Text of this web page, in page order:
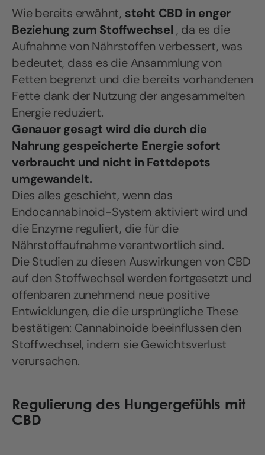
Wie bereits erwähnt, steht CBD in enger
Beziehung zum Stoffwechsel , da es die
Aufnahme von Nährstoffen verbessert, was
bedeutet, dass es die Ansammlung von
Fetten begrenzt und die bereits vorhandenen
Fette dank der Nutzung der angesammelten
Energie reduziert.
Genauer gesagt wird die durch die
Nahrung gespeicherte Energie sofort
verbraucht und nicht in Fettdepots
umgewandelt.
Dies alles geschieht, wenn das
Endocannabinoid-System aktiviert wird und
die Enzyme reguliert, die für die
Nährstoffaufnahme verantwortlich sind.
Die Studien zu diesen Auswirkungen von CBD
auf den Stoffwechsel werden fortgesetzt und
offenbaren zunehmend neue positive
Entwicklungen, die die ursprüngliche These
bestätigen: Cannabinoide beeinflussen den
Stoffwechsel, indem sie Gewichtsverlust
verursachen.
Regulierung des Hungergefühls mit
CBD